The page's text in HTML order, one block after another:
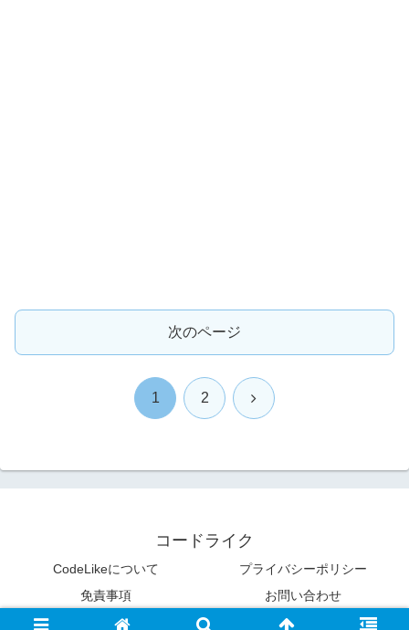
次のページ
1 2 次
コードライク
CodeLikeについて
プライバシーポリシー
免責事項
お問い合わせ
© 2009 コードライク.